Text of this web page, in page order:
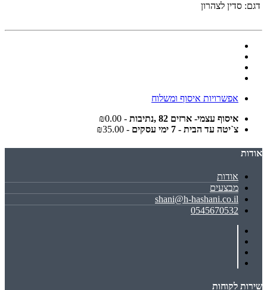
דגם: סדין לצהרון
אפשרויות איסוף ומשלוח
איסוף עצמי- ארזים 82 ,נתיבות
- ₪0.00
צ`יטה עד הבית - 7 ימי עסקים
- ₪35.00
אודות
אודות
מבצעים
shani@h-hashani.co.il
0545670532
שירות לקוחות